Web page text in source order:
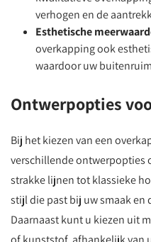
verhogen en de
Esthetische
overkapping ook
waardoor uw
Ontwerpopties
Bij het kiezen van een
verschillende ontwerpopties
strakke lijnen tot klassieke
stijl die past bij uw smaak en
Daarnaast kunt u kiezen uit